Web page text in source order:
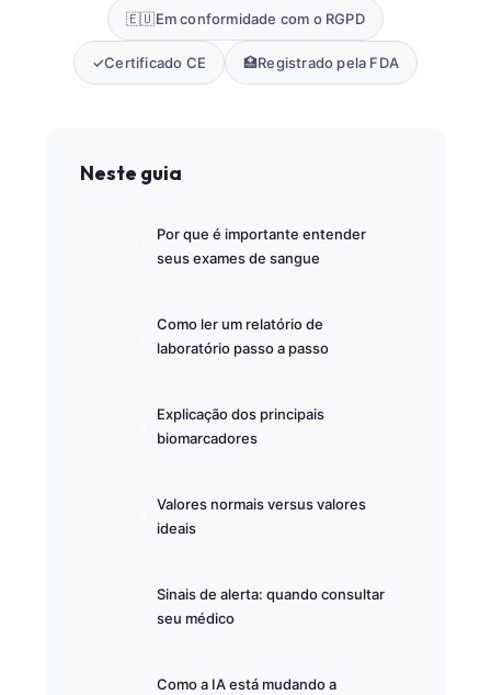
🇪🇺Em conformidade com o RGPD
✓Certificado CE 🏥Registrado pela FDA
Neste guia
Por que é importante entender
seus exames de sangue
Como ler um relatório de
laboratório passo a passo
Explicação dos principais
biomarcadores
Valores normais versus valores
ideais
Sinais de alerta: quando consultar
seu médico
Como a IA está mudando a